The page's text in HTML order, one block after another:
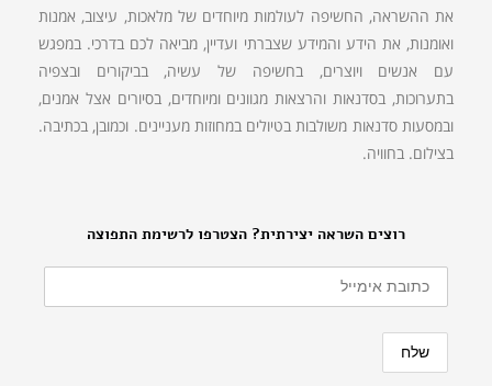
רוצים השראה יצירתית? הצטרפו לרשימת התפוצה
את ההשראה, החשיפה לעולמות מיוחדים של מלאכות, עיצוב, אמנות
ואומנות, את הידע והמידע שצברתי ועדיין, מביאה לכם בדרכי. במפגש
עם אנשים ויוצרים, בחשיפה של עשיה, בביקורים ובצפיה
בתערוכות, בסדנאות והרצאות מגוונים ומיוחדים, בסיורים אצל אמנים,
ובמסעות סדנאות משולבות בטיולים במחוזות מעניינים. וכמובן, בכתיבה.
בצילום. בחוויה.